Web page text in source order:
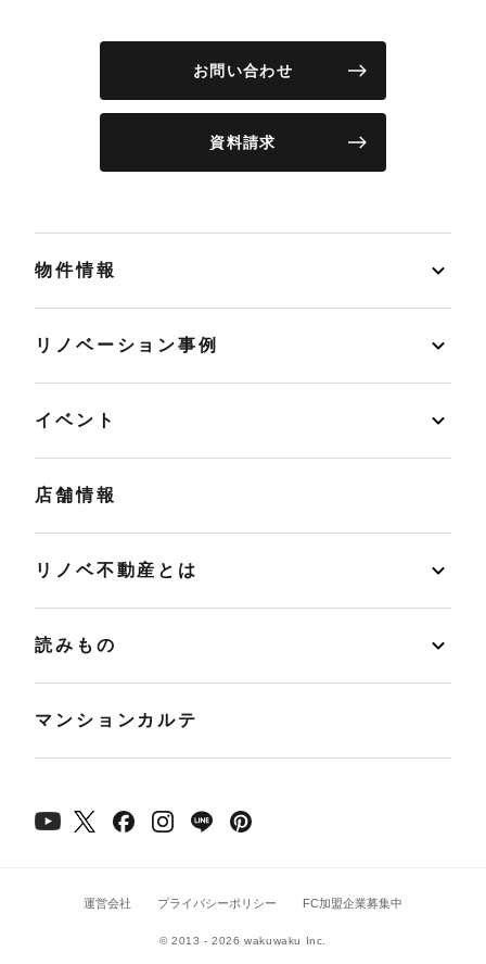
お問い合わせ
資料請求
物件情報
リノベーション事例
イベント
店舗情報
リノベ不動産とは
読みもの
マンションカルテ
© 2013 - 2026 wakuwaku Inc.
運営会社 プライバシーポリシー FC加盟企業募集中